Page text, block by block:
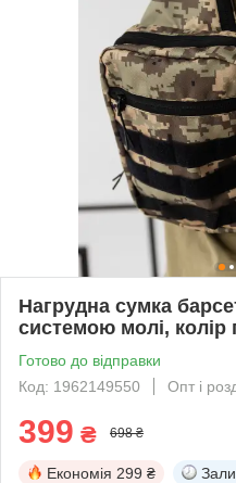
Нагрудна сумка
системою молі, колір
Готово до відправки
Код: 1962149550
Опт і
399 ₴ 698 ₴
Економія 299 ₴